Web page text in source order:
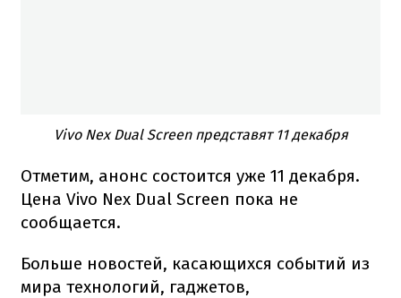
Vivo Nex Dual Screen представят 11 декабря
Отметим, анонс состоится уже 11 декабря.
Цена Vivo Nex Dual Screen пока не
сообщается.
Больше новостей, касающихся событий из
мира технологий, гаджетов,